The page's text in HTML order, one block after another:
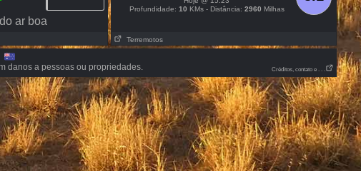
ar boa
Profundidade: 10 KMs - Distância: 2960 Milhas
Terremotos
danos a pessoas ou propriedades.
Créditos, contato e . . .